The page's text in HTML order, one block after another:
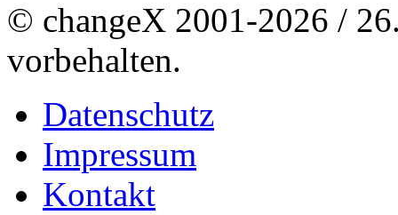
© changeX 2001-2026 /
vorbehalten.
Datenschutz
Impressum
Kontakt